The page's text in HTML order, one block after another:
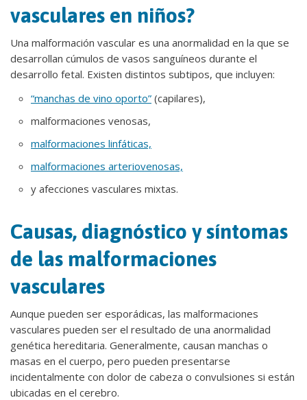
vasculares en niños?
Una malformación vascular es una anormalidad en la que se
desarrollan cúmulos de vasos sanguíneos durante el
desarrollo fetal. Existen distintos subtipos, que incluyen:
“manchas de vino oporto” (capilares),
malformaciones venosas,
malformaciones linfáticas,
malformaciones arteriovenosas,
y afecciones vasculares mixtas.
Causas, diagnóstico y síntomas
de las malformaciones
vasculares
Aunque pueden ser esporádicas, las malformaciones
vasculares pueden ser el resultado de una anormalidad
genética hereditaria. Generalmente, causan manchas o
masas en el cuerpo, pero pueden presentarse
incidentalmente con dolor de cabeza o convulsiones si están
ubicadas en el cerebro.